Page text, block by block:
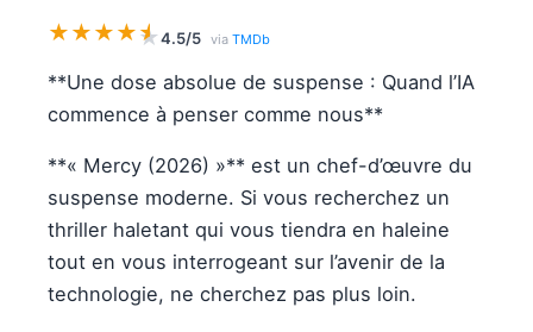
★★★★★
★4.5/5 via TMDb
**Une dose absolue de suspense : Quand l’IA
commence à penser comme nous**
**« Mercy (2026) »** est un chef-d’œuvre du
suspense moderne. Si vous recherchez un
thriller haletant qui vous tiendra en haleine
tout en vous interrogeant sur l’avenir de la
technologie, ne cherchez pas plus loin.